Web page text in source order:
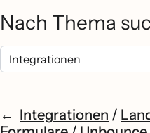
Nach Thema
Integrationen /